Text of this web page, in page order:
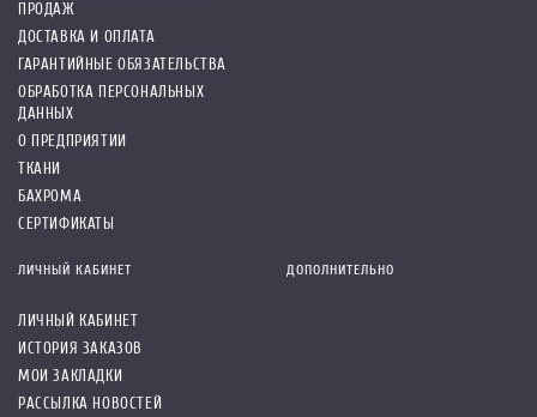
ПРОДАЖ
ДОСТАВКА И ОПЛАТА
ГАРАНТИЙНЫЕ ОБЯЗАТЕЛЬСТВА
ОБРАБОТКА ПЕРСОНАЛЬНЫХ
ДАННЫХ
О ПРЕДПРИЯТИИ
ТКАНИ
БАХРОМА
СЕРТИФИКАТЫ
ЛИЧНЫЙ КАБИНЕТ
ЛИЧНЫЙ КАБИНЕТ
ИСТОРИЯ ЗАКАЗОВ
МОИ ЗАКЛАДКИ
РАССЫЛКА НОВОСТЕЙ
ДОПОЛНИТЕЛЬНО